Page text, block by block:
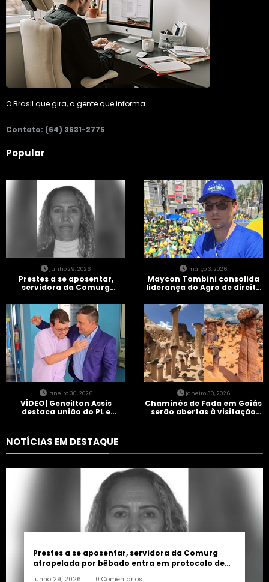
O Brasil que gira, a gente que informa.
Contato: (64) 3631-2775
Popular
junho 29, 2026
Prestes a se aposentar,
servidora da Comurg
entra em protocolo de
morte encefálica
março 3, 2026
Maycon Tombini consolida
liderança do Agro de direita
Brasil” em Goiânia
janeiro 30, 2026
VÍDEO| Geneilton Assis
destaca união do PL e
janeiro 30, 2026
Chaminés de Fada em Goiás
serão abertas à visitação
NOTÍCIAS EM DESTAQUE
Prestes a se aposentar, servidora da Comurg
atropelada por bêbado entra em protocolo de
junho 29, 2026 0 Comentários